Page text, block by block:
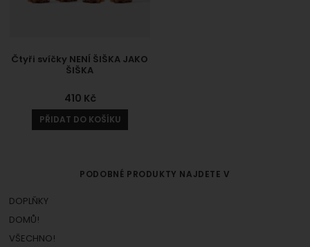
Čtyři svíčky NENÍ ŠIŠKA JAKO
ŠIŠKA
410 Kč
PŘIDAT DO KOŠÍKU
PODOBNÉ PRODUKTY NAJDETE V
DOPLŇKY
DOMŮ!
VŠECHNO!